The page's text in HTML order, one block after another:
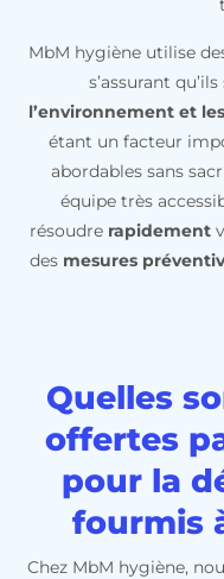
MbM hygiène utilise
s’assurant
l’environnement et
étant un facteur
abordables sans
équipe très
résoudre rapidement
des mesures
Quelles
offertes
pour la
fourmis
Chez MbM hygiène,